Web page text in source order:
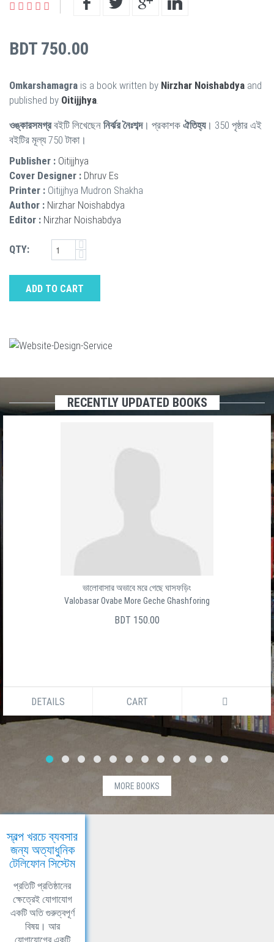
BDT 750.00
Omkarshamagra is a book written by Nirzhar Noishabdya and
published by Oitijjhya
ওঙ্কারসমগ্রবইটি লিখেছেন নির্ঝর নৈঃশব্দ। প্রকাশক ঐতিহ্য। 350 পৃষ্ঠার এই
বইটির মূল্য 750 টাকা।
Publisher : Oitijjhya
Cover Designer : Dhruv Es
Printer : Oitijjhya Mudron Shakha
Author : Nirzhar Noishabdya
Editor : Nirzhar Noishabdya
QTY:
ADD TO CART
RECENTLY UPDATED BOOKS
ভালোবাসার অভাবে মরে গেছে ঘাসফড়িং
Valobasar Ovabe More Geche Ghashforing
BDT 150.00
DETAILS CART
MORE BOOKS
স্বল্প খরচে ব্যবসার
জন্য অত্যাধুনিক
টেলিফোন সিস্টেম
প্রতিটি প্রতিষ্ঠানের
ক্ষেত্রেই যোগাযোগ
একটি অতি গুরুত্বপূর্ণ
বিষয়। আর